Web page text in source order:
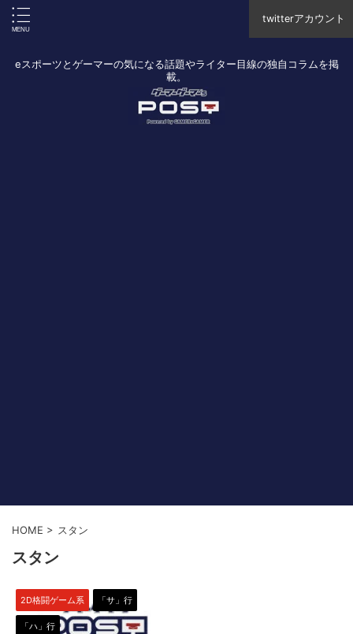
twitterアカウント
eスポーツとゲーマーの気になる話題やライター目線の独自コラムを掲
載。
HOME > スタン
スタン
2D格闘ゲーム系 「サ」行
「ハ」行